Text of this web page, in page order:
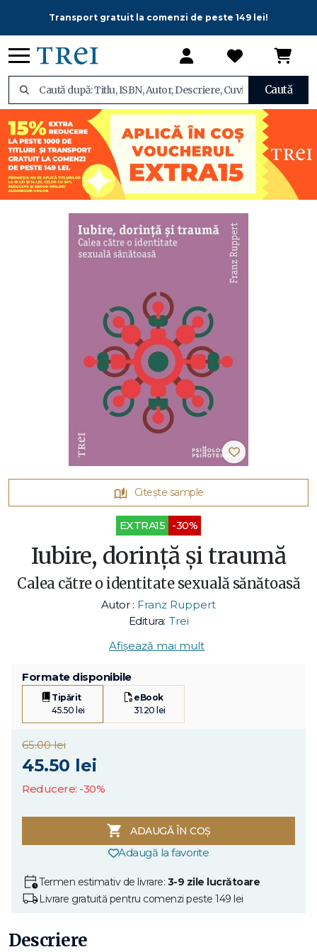
Transport gratuit la comenzi de peste 149 lei!
Caută
Citește sample
EXTRA15 -30%
Iubire, dorință și traumă
Calea către o identitate sexuală sănătoasă
Autor : Franz Ruppert
Editura: Trei
Afișează mai mult
Formate disponibile
Tipărit
45.50 lei
eBook
31.20 lei
65.00 lei
45.50 lei
Reducere: -30%
ADAUGĂ ÎN COȘ
Adaugă la favorite
Termen estimativ de livrare: 3-9 zile lucrătoare
Livrare gratuită pentru comenzi peste 149 lei
Descriere